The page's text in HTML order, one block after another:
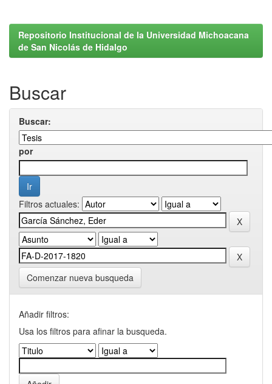
Repositorio Institucional de la Universidad Michoacana
de San Nicolás de Hidalgo
Buscar
Buscar:
por
Filtros actuales:
Comenzar nueva busqueda
Añadir filtros:
Usa los filtros para afinar la busqueda.